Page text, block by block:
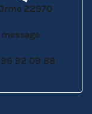
22970
92 09 88